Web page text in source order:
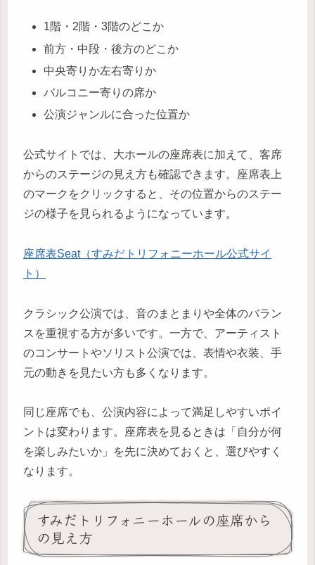
1階・2階・3階のどこか
前方・中段・後方のどこか
中央寄りか左右寄りか
バルコニー寄りの席か
公演ジャンルに合った位置か
公式サイトでは、大ホールの座席表に加えて、客席
からのステージの見え方も確認できます。座席表上
のマークをクリックすると、その位置からのステー
ジの様子を見られるようになっています。
座席表Seat（すみだトリフォニーホール公式サイ
ト）
クラシック公演では、音のまとまりや全体のバラン
スを重視する方が多いです。一方で、アーティスト
のコンサートやソリスト公演では、表情や衣装、手
元の動きを見たい方も多くなります。
同じ座席でも、公演内容によって満足しやすいポイ
ントは変わります。座席表を見るときは「自分が何
を楽しみたいか」を先に決めておくと、選びやすく
なります。
すみだトリフォニーホールの座席から
の見え方